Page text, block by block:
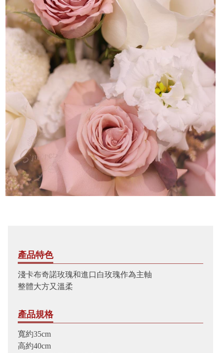
產品特色
淺卡布奇諾玫瑰和進口白玫瑰作為主軸
整體大方又溫柔
產品規格
寬約35cm
高約40cm